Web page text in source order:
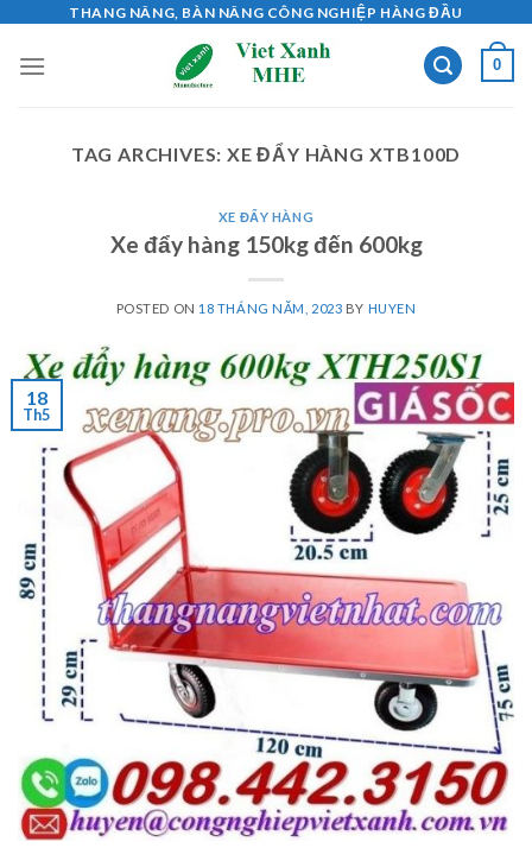
content
THANG NÂNG, BÀN NÂNG CÔNG NGHIỆP HÀNG ĐẦU
0
TAG ARCHIVES: XE ĐẨY HÀNG XTB100D
XE ĐẨY HÀNG
Xe đẩy hàng 150kg đến 600kg
POSTED ON 18 THÁNG NĂM, 2023 BY HUYEN
18
Th5